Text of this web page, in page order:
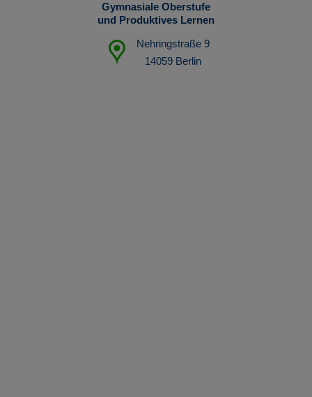
Gymnasiale Oberstufe
und Produktives Lernen
Nehringstraße 9
14059 Berlin